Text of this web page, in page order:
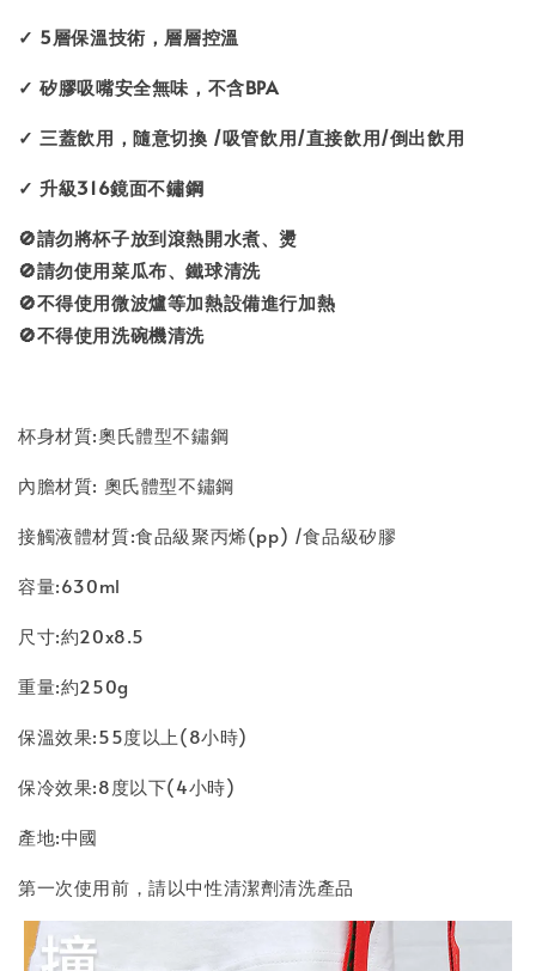
✓ 5層保溫技術，層層控溫
✓ 矽膠吸嘴安全無味，不含BPA
✓ 三蓋飲用，隨意切換 /吸管飲用/直接飲用/倒出飲用
✓ 升級316鏡面不鏽鋼
🚫請勿將杯子放到滾熱開水煮、燙
🚫請勿使用菜瓜布、鐵球清洗
🚫不得使用微波爐等加熱設備進行加熱
🚫不得使用洗碗機清洗
杯身材質:奧氏體型不鏽鋼
內膽材質: 奧氏體型不鏽鋼
接觸液體材質:食品級聚丙烯(pp) /食品級矽膠
容量:630ml
尺寸:約20x8.5
重量:約250g
保溫效果:55度以上(8小時)
保冷效果:8度以下(4小時)
產地:中國
第一次使用前，請以中性清潔劑清洗產品